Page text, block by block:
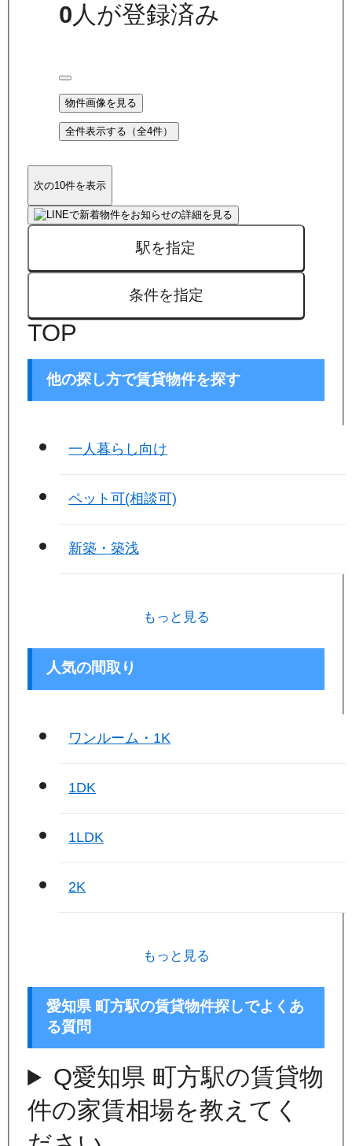
0人が登録済み
物件画像を見る
全件表示する（全4件）
次の10件を表示
駅を指定
条件を指定
TOP
他の探し方で賃貸物件を探す
一人暮らし向け
ペット可(相談可)
新築・築浅
もっと見る
人気の間取り
ワンルーム・1K
1DK
1LDK
2K
もっと見る
愛知県 町方駅の賃貸物件探しでよくあ
る質問
Q愛知県 町方駅の賃貸物
件の家賃相場を教えてく